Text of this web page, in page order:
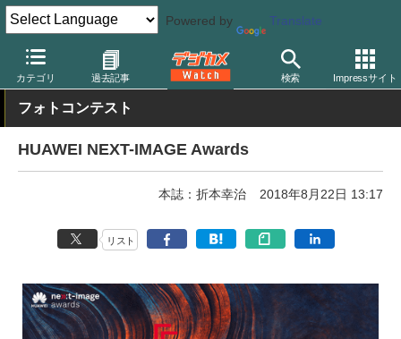
Powered by Translate
カテゴリ 過去記事 検索 Impressサイト
デジカメ Watch PC/モバイル関連 スマートフォン
フォトコンテスト
HUAWEI NEXT-IMAGE Awards
本誌：折本幸治 2018年8月22日 13:17
リスト